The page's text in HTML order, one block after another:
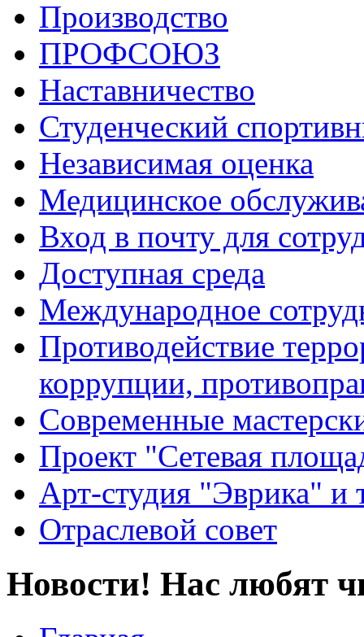
Производство
ПРОФСОЮЗ
Наставничество
Студенческий
Независимая оценка
Медицинское
Вход в почту для
Доступная среда
Международное
Противодействие
коррупции,
Современные
Проект "Сетевая
Арт-студия "Эврика" и
Отраслевой совет
Новости! Нас любят